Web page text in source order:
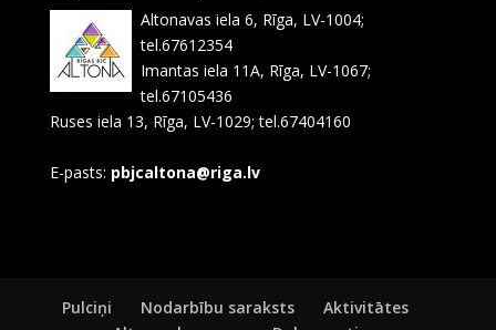
Altonavas iela 6, Rīga, LV-1004;
tel.67612354
Imantas iela 11A, Rīga, LV-1067;
tel.67105436
Ruses iela 13, Rīga, LV-1029; tel.67404160
E-pasts: pbjcaltona@riga.lv
Pulciņi Nodarbību saraksts
Aktivitātes